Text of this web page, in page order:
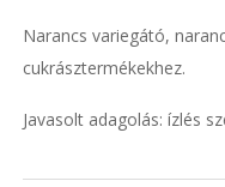
Narancs variegátó,
cukrásztermékekhez.
Javasolt adagolás: ízlés